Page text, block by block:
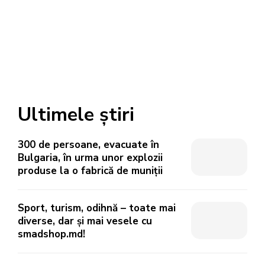
Ultimele știri
300 de persoane, evacuate în
Bulgaria, în urma unor explozii
produse la o fabrică de muniții
Sport, turism, odihnă – toate mai
diverse, dar și mai vesele cu
smadshop.md!